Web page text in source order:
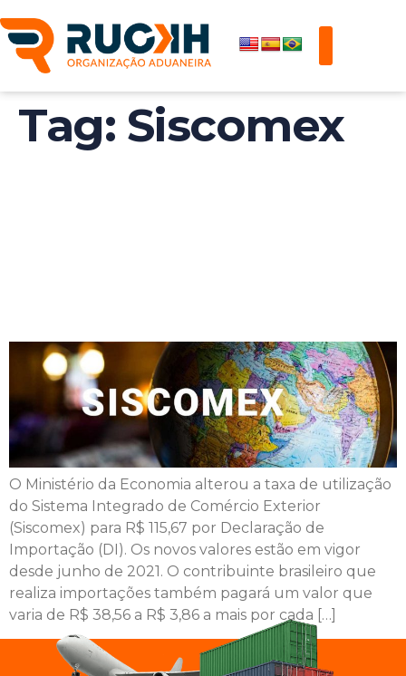
Tag: Siscomex
O Ministério da Economia alterou a taxa de utilização
do Sistema Integrado de Comércio Exterior
(Siscomex) para R$ 115,67 por Declaração de
Importação (DI). Os novos valores estão em vigor
desde junho de 2021. O contribuinte brasileiro que
realiza importações também pagará um valor que
varia de R$ 38,56 a R$ 3,86 a mais por cada […]